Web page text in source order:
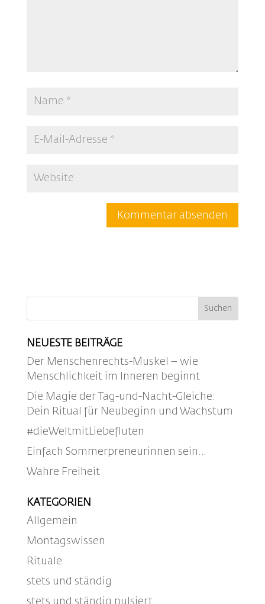
NEUESTE BEITRÄGE
Der Menschenrechts-Muskel – wie
Menschlichkeit im Inneren beginnt
Die Magie der Tag-und-Nacht-Gleiche:
Dein Ritual für Neubeginn und Wachstum
#dieWeltmitLiebefluten
Einfach Sommerpreneurinnen sein…
Wahre Freiheit
KATEGORIEN
Allgemein
Montagswissen
Rituale
stets und ständig
stets und ständig pulsiert